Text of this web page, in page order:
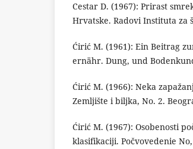
Cestar D. (1967): Prirast
Hrvatske. Radovi Instituta za
Ćirić M. (1961): Ein Beitrag
ernähr. Dung, und
Ćirić M. (1966): Neka
Zemljište i biljka, No. 2.
Ćirić M. (1967): Osobenosti
klasifikaciji. Počvovedenie